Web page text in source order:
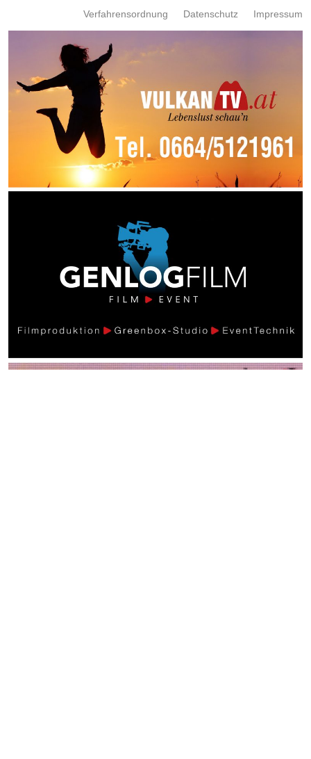
Impressum
Datenschutz
Verfahrensordnung